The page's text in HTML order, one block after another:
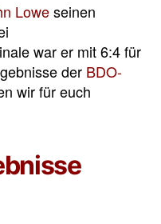
Loweseinen
war er mit 6:4 für
der BDO-
wir für euch